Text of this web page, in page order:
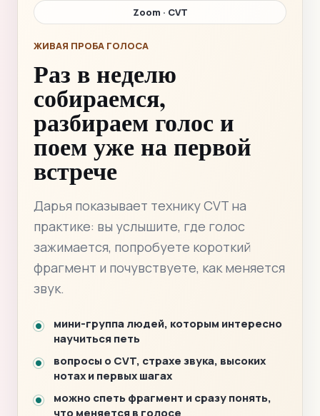
Zoom · CVT
ЖИВАЯ ПРОБА ГОЛОСА
Раз в неделю
собираемся,
разбираем голос и
поем уже на первой
встрече
Дарья показывает технику CVT на
практике: вы услышите, где голос
зажимается, попробуете короткий
фрагмент и почувствуете, как меняется
звук.
мини-группа людей, которым интересно
научиться петь
вопросы о CVT, страхе звука, высоких
нотах и первых шагах
можно спеть фрагмент и сразу понять,
что меняется в голосе